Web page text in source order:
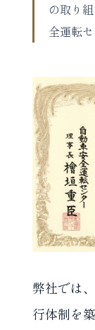
の取り
全運転
弊社では
行体制を